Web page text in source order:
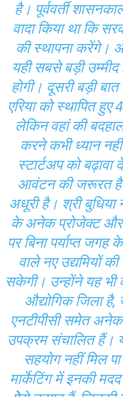
है। पूर्ववर्ती
वादा किया था कि
की स्थापना करेंगे।
यही सबसे बड़ी उम्मीद
होगी। दूसरी बड़ी
एरिया को स्थापित हुए
लेकिन वहां की
करने कभी ध्यान
स्टार्टअप को
आवंटन की जरूरत है
अधूरी है। श्री
के अनेक प्रोजेक्ट और
पर बिना पर्याप्त
वाले नए उद्यमियों
सकेगी। उन्होंने यह भी
औद्योगिक जिला है,
एनटीपीसी समेत अनेक
उपक्रम संचालित हैं।
सहयोग नहीं मिल
मार्केटिंग में इनकी